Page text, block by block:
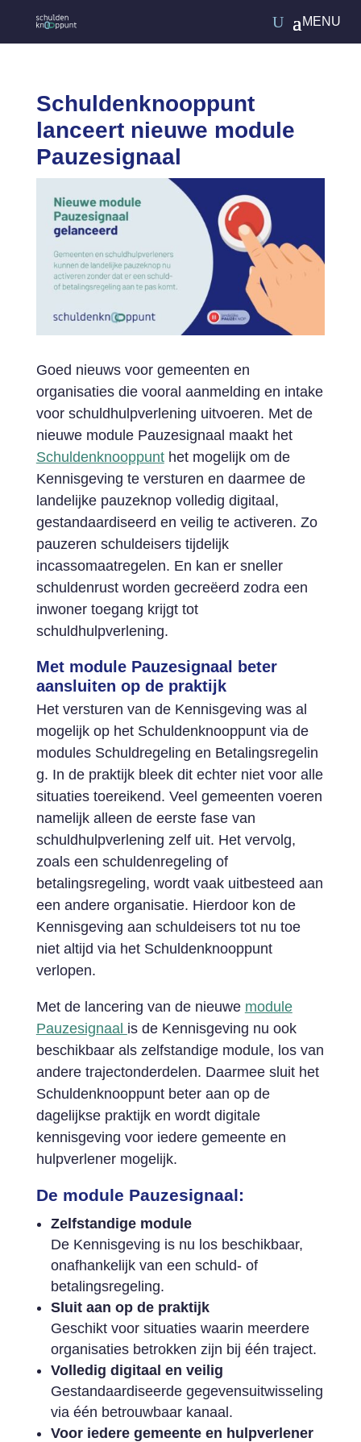
Schuldenknooppunt
lanceert nieuwe module
Pauzesignaal
Goed nieuws voor gemeenten en
organisaties die vooral aanmelding en intake
voor schuldhulpverlening uitvoeren. Met de
nieuwe module Pauzesignaal maakt het
Schuldenknooppunthet mogelijk om de
Kennisgeving te versturen en daarmee de
landelijke pauzeknop volledig digitaal,
gestandaardiseerd en veilig te activeren. Zo
pauzeren schuldeisers tijdelijk
incassomaatregelen. En kan er sneller
schuldenrust worden gecreëerd zodra een
inwoner toegang krijgt tot
schuldhulpverlening.
Met module Pauzesignaal beter
aansluiten op de praktijk
Het versturen van de Kennisgeving was al
mogelijk op het Schuldenknooppunt via de
modules Schuldregeling en Betalingsregelin
g. In de praktijk bleek dit echter niet voor alle
situaties toereikend. Veel gemeenten voeren
namelijk alleen de eerste fase van
schuldhulpverlening zelf uit. Het vervolg,
zoals een schuldenregeling of
betalingsregeling, wordt vaak uitbesteed aan
een andere organisatie. Hierdoor kon de
Kennisgeving aan schuldeisers tot nu toe
niet altijd via het Schuldenknooppunt
verlopen.
Met de lancering van de nieuwe module
Pauzesignaal is de Kennisgeving nu ook
beschikbaar als zelfstandige module, los van
andere trajectonderdelen. Daarmee sluit het
Schuldenknooppunt beter aan op de
dagelijkse praktijk en wordt digitale
kennisgeving voor iedere gemeente en
hulpverlener mogelijk.
De module Pauzesignaal:
Zelfstandige module
De Kennisgeving is nu los beschikbaar,
onafhankelijk van een schuld- of
betalingsregeling.
Sluit aan op de praktijk
Geschikt voor situaties waarin meerdere
organisaties betrokken zijn bij één traject.
Volledig digitaal en veilig
Gestandaardiseerde gegevensuitwisseling
via één betrouwbaar kanaal.
Voor iedere gemeente en hulpverlener